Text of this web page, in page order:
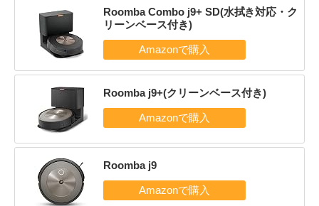
Roomba Combo j9+ SD(水拭き対応・ク
リーンベース付き)
Roomba j9+(クリーンベース付き)
Roomba j9